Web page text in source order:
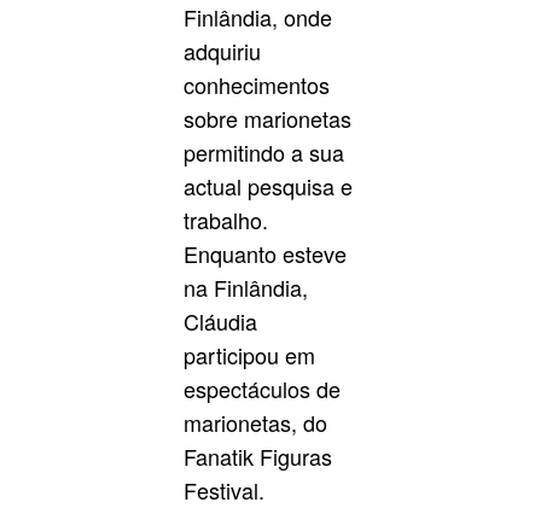
Finlândia, onde
adquiriu
conhecimentos
sobre marionetas
permitindo a sua
actual pesquisa e
trabalho.
Enquanto esteve
na Finlândia,
Cláudia
participou em
espectáculos de
marionetas, do
Fanatik Figuras
Festival.